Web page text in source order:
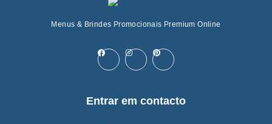
Menus & Brindes Promocionais Premium Online
Entrar em contacto